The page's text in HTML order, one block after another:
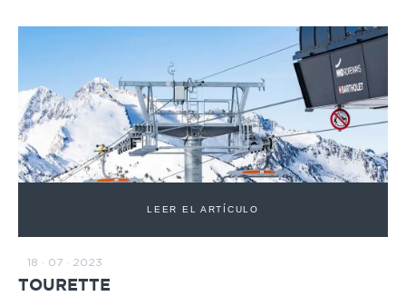
LEER EL ARTÍCULO
18 · 07 · 2023
TOURETTE